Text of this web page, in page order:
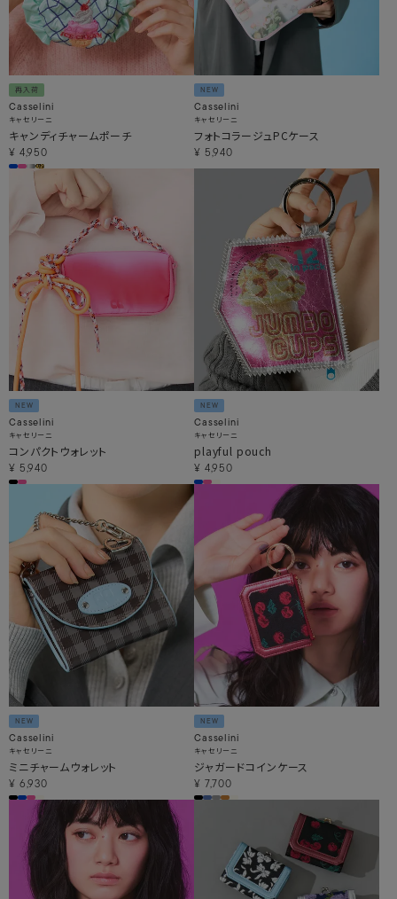
再入荷
Casselini
キャセリーニ
キャンディチャームポーチ
¥ 4,950
NEW
Casselini
キャセリーニ
フォトコラージュPCケース
¥ 5,940
NEW
Casselini
キャセリーニ
コンパクトウォレット
¥ 5,940
NEW
Casselini
キャセリーニ
playful pouch
¥ 4,950
NEW
Casselini
キャセリーニ
ミニチャームウォレット
¥ 6,930
NEW
Casselini
キャセリーニ
ジャガードコインケース
¥ 7,700